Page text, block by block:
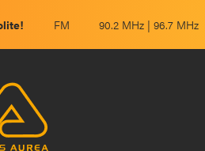
FM 90.2 MHz | 96.7 MHz